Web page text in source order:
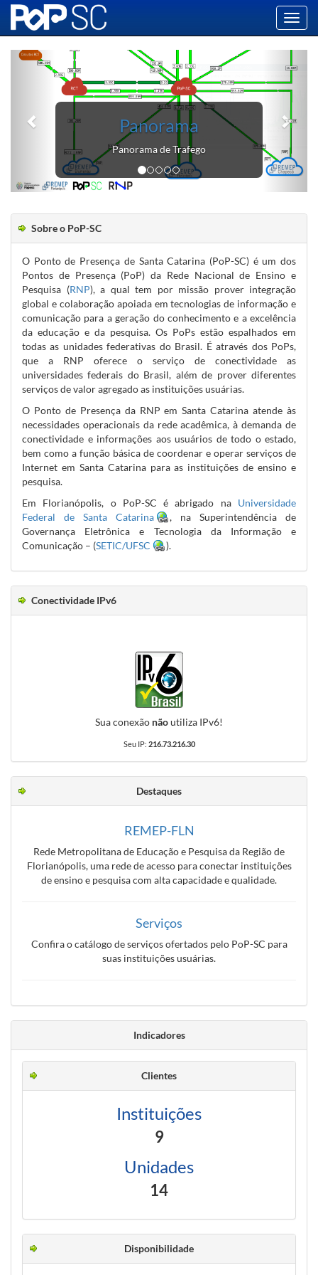
Panorama
Panorama de Trafego
Sobre o PoP-SC
O Ponto de Presença de Santa Catarina (PoP-SC) é um dos
Pontos de Presença (PoP) da Rede Nacional de Ensino e
Pesquisa (RNP), a qual tem por missão prover integração
global e colaboração apoiada em tecnologias de informação e
comunicação para a geração do conhecimento e a excelência
da educação e da pesquisa. Os PoPs estão espalhados em
todas as unidades federativas do Brasil. É através dos PoPs,
que a RNP oferece o serviço de conectividade as
universidades federais do Brasil, além de prover diferentes
serviços de valor agregado as instituições usuárias.
O Ponto de Presença da RNP em Santa Catarina atende às
necessidades operacionais da rede acadêmica, à demanda de
conectividade e informações aos usuários de todo o estado,
bem como a função básica de coordenar e operar serviços de
Internet em Santa Catarina para as instituições de ensino e
pesquisa.
Em Florianópolis, o PoP-SC é abrigado na Universidade
Federal de Santa Catarina
, na Superintendência de
Governança Eletrônica e Tecnologia da Informação e
Comunicação – (SETIC/UFSC ).
Conectividade IPv6
Sua conexão nãoutiliza IPv6!
Seu IP: 216.73.216.30
Destaques
REMEP-FLN
Rede Metropolitana de Educação e Pesquisa da Região de
Florianópolis, uma rede de acesso para conectar instituições
de ensino e pesquisa com alta capacidade e qualidade.
Serviços
Confira o catálogo de serviços ofertados pelo PoP-SC para
suas instituições usuárias.
Indicadores
Clientes
Instituições
9
Unidades
14
Disponibilidade